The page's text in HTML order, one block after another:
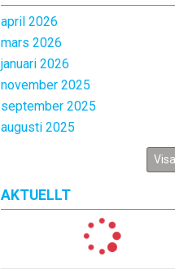
april 2026
mars 2026
januari 2026
november 2025
september 2025
augusti 2025
AKTUELLT